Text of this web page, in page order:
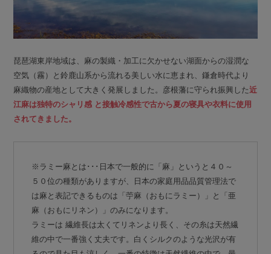
琵琶湖東岸地域は、麻の製織・加工に欠かせない湖面からの湿潤な
空気（霧）と鈴鹿山系から流れる美しい水に恵まれ、鎌倉時代より
麻織物の産地として大きく発展しました。彦根藩に守られ振興した近
江麻は独特のシャリ感 と接触冷感性で古から夏の寝具や衣料に使用
されてきました。
※ラミー麻とは･･･日本で一般的に「麻」というと４０～
５０位の種類がありますが、日本の家庭用品品質管理法で
は麻と表記できるものは「苧麻（おもにラミー）」と「亜
麻（おもにリネン）」のみになります。
ラミーは 繊維長は太くてリネンより長く、その糸は天然繊
維の中で一番強く丈夫です。白くシルクのような光沢が有